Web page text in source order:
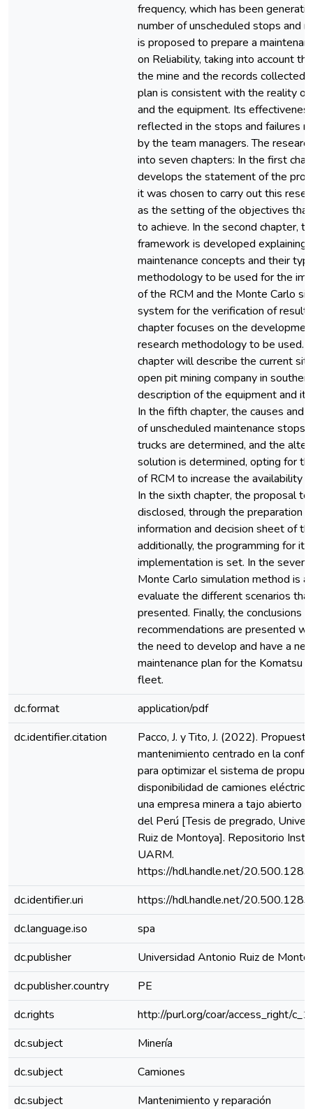
frequency, which has been
number of unscheduled stops and
is proposed to prepare a
on Reliability, taking into account
the mine and the records collected,
plan is consistent with the reality of
and the equipment. Its
reflected in the stops and failures
by the team managers. The
into seven chapters: In the first
develops the statement of the
it was chosen to carry out this
as the setting of the objectives
to achieve. In the second chapter,
framework is developed explaining
maintenance concepts and their
methodology to be used for the
of the RCM and the Monte Carlo
system for the verification of
chapter focuses on the
research methodology to be used.
chapter will describe the current
open pit mining company in
description of the equipment and
In the fifth chapter, the causes and
of unscheduled maintenance stops
trucks are determined, and the
solution is determined, opting for
of RCM to increase the availability
In the sixth chapter, the proposal to
disclosed, through the preparation
information and decision sheet of
additionally, the programming for its
implementation is set. In the
Monte Carlo simulation method is
evaluate the different scenarios
presented. Finally, the conclusions
recommendations are presented
the need to develop and have a
maintenance plan for the Komatsu
fleet.
dc.format
application/pdf
dc.identifier.citation
Pacco, J. y Tito, J. (2022).
mantenimiento centrado en la
para optimizar el sistema de
disponibilidad de camiones
una empresa minera a tajo abierto
del Perú [Tesis de pregrado,
Ruiz de Montoya]. Repositorio
UARM.
https://hdl.handle.net/
dc.identifier.uri
https://hdl.handle.net/
dc.language.iso
spa
dc.publisher
Universidad Antonio Ruiz de
dc.publisher.country
PE
dc.rights
http://purl.org/coar/access_right/
dc.subject
Minería
dc.subject
Camiones
dc.subject
Mantenimiento y reparación